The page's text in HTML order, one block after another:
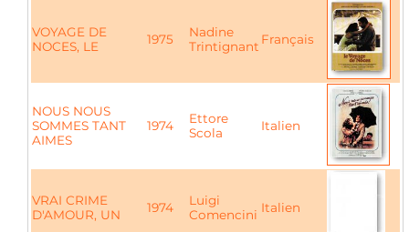
VOYAGE DE
NOCES, LE
1975
Nadine
Trintignant Français
NOUS NOUS
SOMMES TANT
AIMES
1974
Ettore
Scola
Italien
VRAI CRIME
D'AMOUR, UN
1974
Luigi
Comencini Italien